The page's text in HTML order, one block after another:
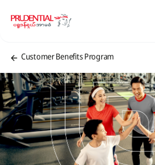
Customer Benefits Program